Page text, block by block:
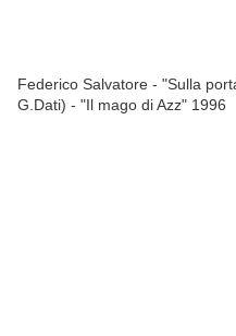
Federico Salvatore - "Sulla
G.Dati) - "Il mago di Azz" 1996